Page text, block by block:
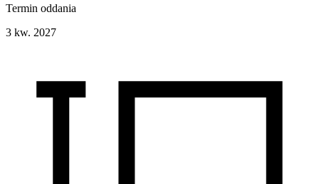
Termin oddania
3 kw. 2027